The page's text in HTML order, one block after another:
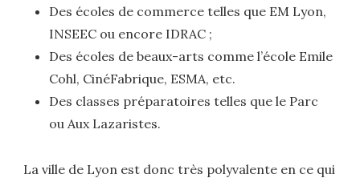
Des écoles de commerce telles que EM Lyon,
INSEEC ou encore IDRAC ;
Des écoles de beaux-arts comme l’école Emile
Cohl, CinéFabrique, ESMA, etc.
Des classes préparatoires telles que le Parc
ou Aux Lazaristes.
La ville de Lyon est donc très polyvalente en ce qui